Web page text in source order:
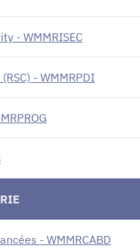
- WMMRISEC
- WMMRPDI
- WMMRCABD